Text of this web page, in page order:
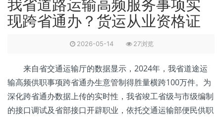
我省道路运输高频服务事项实
现跨省通办？货运从业资格证
2026-05-14 27浏览
来自省交通运输厅的数据显示，2024年，我省道途运
输高频供职事项跨省通办生意管制得胜量横跨100万件。为
深化跨省通办数据上传的实时性，我省竣工省级与市级编制
的接口调试及省部接口开辟职业，依托交通运输部便民供职